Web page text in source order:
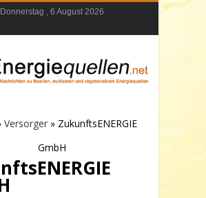
Donnerstag , 6 August 2026
Versorger » ZukunftsENERGIE
GmbH